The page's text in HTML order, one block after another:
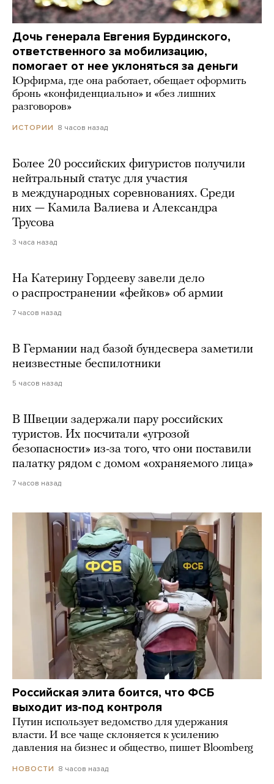
Дочь генерала Евгения Бурдинского,
ответственного за мобилизацию,
помогает от нее уклоняться за деньги
Юрфирма, где она работает, обещает оформить
бронь «конфиденциально» и «без лишних
разговоров»
ИСТОРИИ 8 часов назад
Более 20 российских фигуристов получили
нейтральный статус для участия
в международных соревнованиях. Среди
них — Камила Валиева и Александра
Трусова
3 часа назад
На Катерину Гордееву завели дело
о распространении «фейков» об армии
7 часов назад
В Германии над базой бундесвера заметили
неизвестные беспилотники
5 часов назад
В Швеции задержали пару российских
туристов. Их посчитали «угрозой
безопасности» из-за того, что они поставили
палатку рядом с домом «охраняемого лица»
7 часов назад
Российская элита боится, что ФСБ
выходит из-под контроля
Путин использует ведомство для удержания
власти. И все чаще склоняется к усилению
давления на бизнес и общество, пишет Bloomberg
НОВОСТИ 8 часов назад